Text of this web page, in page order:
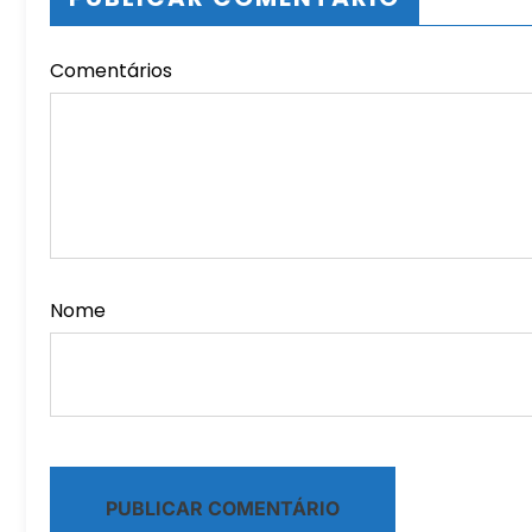
Comentários
Nome